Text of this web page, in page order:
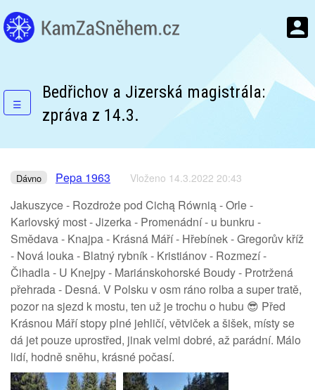
☰
Bedřichov a Jizerská magistrála:
zpráva z 14.3.
Dávno Pepa 1963 Vloženo 14.3.2022 20:43
Jakuszyce - Rozdroże pod Cichą Równią - Orle -
Karlovský most - Jizerka - Promenádní - u bunkru -
Smědava - Knajpa - Krásná Máří - Hřebínek - Gregorův kříž
- Nová louka - Blatný rybník - Kristiánov - Rozmezí -
Čihadla - U Knejpy - Mariánskohorské Boudy - Protržená
přehrada - Desná. V Polsku v osm ráno rolba a super tratě,
pozor na sjezd k mostu, ten už je trochu o hubu 😎 Před
Krásnou Máří stopy plné jehličí, větviček a šišek, místy se
dá jet pouze uprostřed, jinak velmi dobré, až parádní. Málo
lidí, hodně sněhu, krásné počasí.